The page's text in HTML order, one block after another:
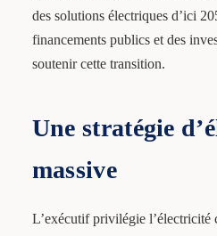
des solutions électriques d’ici
financements publics et des
soutenir cette transition.
Une stratégie
massive
L’exécutif privilégie